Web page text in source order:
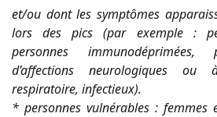
et/ou dont les symptômes
lors despics (par exemple :
personnes immunodéprimées,
d’affections neurologiques ou
respiratoire, infectieux).
* personnes vulnérables : femmes